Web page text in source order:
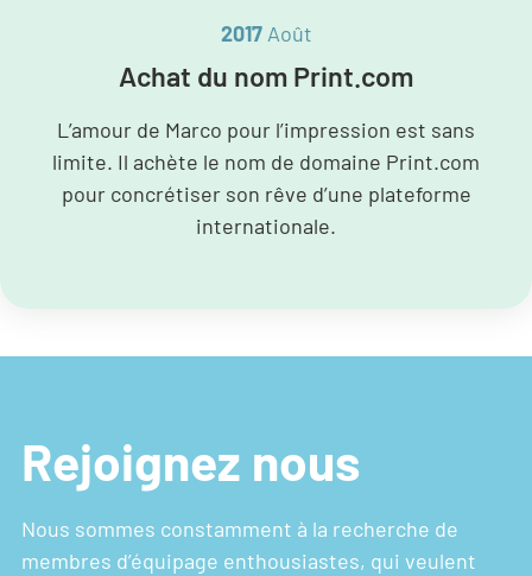
2017Août
Achat du nom Print.com
L’amour de Marco pour l’impression est sans
limite. Il achète le nom de domaine Print.com
pour concrétiser son rêve d’une plateforme
internationale.
Rejoignez nous
Nous sommes constamment à la recherche de
membres d’équipage enthousiastes, qui veulent